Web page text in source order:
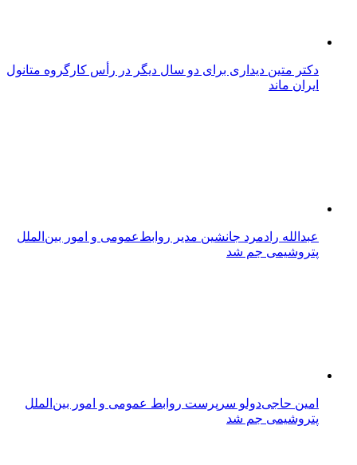
دکتر متین دیداری برای دو سال دیگر در رأس کارگروه متانول
ایران ماند
عبدالله رادمرد جانشین مدیر روابط‌عمومی و امور بین‌الملل
پتروشیمی جم شد
امین حاجی‌دولو سرپرست روابط عمومی و امور بین‌الملل
پتروشیمی جم شد